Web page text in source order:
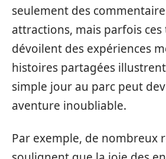
seulement des
attractions, mais parfois
dévoilent des expériences
histoires partagées
simple jour au parc peut
aventure inoubliable.
Par exemple, de nombreux